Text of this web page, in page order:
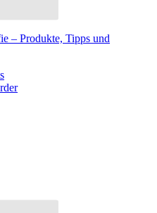
– Produkte, Tipps und